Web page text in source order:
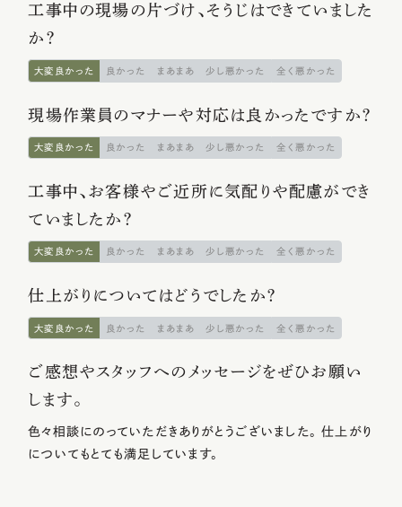
プライバシーポリシーサイトマップ
工事中の現場の片づけ、そうじはできていました
か？
大変良かった 良かった まあまあ 少し悪かった 全く悪かった
現場作業員のマナーや対応は良かったですか？
大変良かった 良かった まあまあ 少し悪かった 全く悪かった
工事中、お客様やご近所に気配りや配慮ができ
ていましたか？
大変良かった 良かった まあまあ 少し悪かった 全く悪かった
仕上がりについてはどうでしたか？
大変良かった 良かった まあまあ 少し悪かった 全く悪かった
ご感想やスタッフへのメッセージをぜひお願い
します。
色々相談にのっていただきありがとうございました。 仕上がり
についてもとても満足しています。